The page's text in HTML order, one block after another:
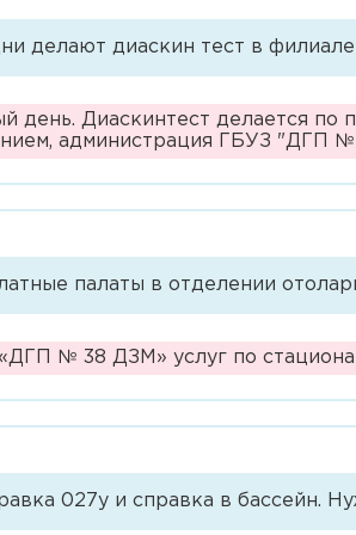
делают диаскин тест в
день. Диаскинтест делается по
администрация ГБУЗ "ДГП
палаты в отделении
№ 38 ДЗМ» услуг по
027у и справка в бассейн.
Головное учреждение
№ 38 Филиал № 2
Детская городская
№ 38 Филиал № 3
Я